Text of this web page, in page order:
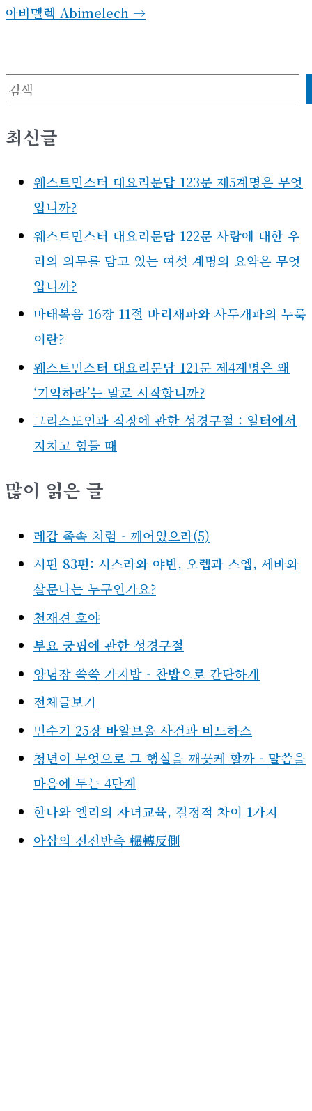
아비멜렉 Abimelech →
검색
최신글
웨스트민스터 대요리문답 123문 제5계명은 무엇
입니까?
웨스트민스터 대요리문답 122문 사람에 대한 우
리의 의무를 담고 있는 여섯 계명의 요약은 무엇
입니까?
마태복음 16장 11절 바리새파와 사두개파의 누룩
이란?
웨스트민스터 대요리문답 121문 제4계명은 왜
‘기억하라’는 말로 시작합니까?
그리스도인과 직장에 관한 성경구절 : 일터에서
지치고 힘들 때
많이 읽은 글
레갑 족속 처럼 - 깨어있으라(5)
시편 83편: 시스라와 야빈, 오렙과 스엡, 세바와
살문나는 누구인가요?
천재견 호야
부요 궁핍에 관한 성경구절
양념장 쓱쓱 가지밥 - 찬밥으로 간단하게
전체글보기
민수기 25장 바알브올 사건과 비느하스
청년이 무엇으로 그 행실을 깨끗케 할까 - 말씀을
마음에 두는 4단계
한나와 엘리의 자녀교육, 결정적 차이 1가지
아삽의 전전반측 輾轉反側